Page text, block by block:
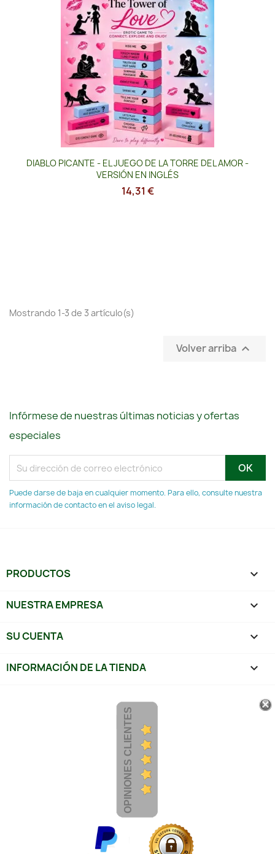
DIABLO PICANTE - EL JUEGO DE LA TORRE DEL AMOR -
VERSIÓN EN INGLÉS
14,31 €
Mostrando 1-3 de 3 artículo(s)
Volver arriba 
Infórmese de nuestras últimas noticias y ofertas
especiales
Puede darse de baja en cualquier momento. Para ello, consulte nuestra
información de contacto en el aviso legal.
PRODUCTOS 
NUESTRA EMPRESA 
SU CUENTA 
INFORMACIÓN DE LA TIENDA keyboard_arrow_down
OPINIONES CLIENTES